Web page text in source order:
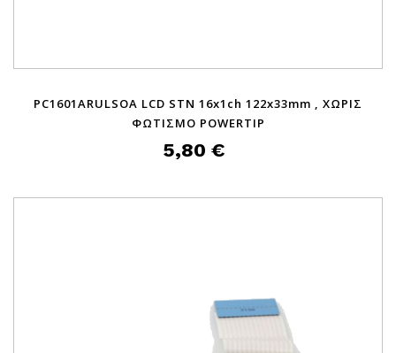
PC1601ARULSOA LCD STN 16x1ch 122x33mm , ΧΩΡΙΣ
ΦΩΤΙΣΜΟ POWERTIP
5,80 €